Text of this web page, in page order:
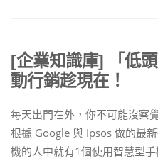
[企業知識庫] 「低
動行銷趁現在！
每天出門在外，你不可能沒察
根據 Google 與 Ipsos 做的最
機的人中就有1個使用智慧型